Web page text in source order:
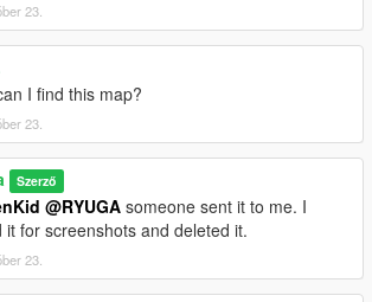
23.
I find this map?
23.
Szerző
@RYUGA someone sent it to me. I
it for screenshots and deleted it.
23.